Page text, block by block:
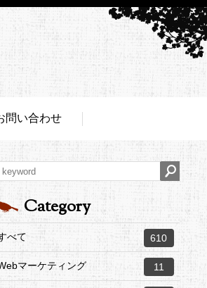
問い合わせ
Category
べて 610
マーケティング 11